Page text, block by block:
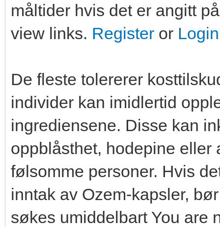
måltider hvis det er angitt
view links. Register or Login
De fleste tolererer
individer kan imidlertid
ingrediensene. Disse kan
oppblåsthet, hodepine eller
følsomme personer. Hvis
inntak av Ozem-kapsler,
søkes umiddelbart You are